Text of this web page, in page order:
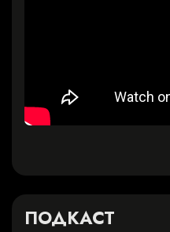
ПОДКАСТ